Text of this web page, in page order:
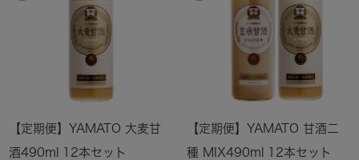
【定期便】YAMATO 大麦甘
酒490ml 12本セット
【定期便】YAMATO 甘酒二
種 MIX490ml 12本セット